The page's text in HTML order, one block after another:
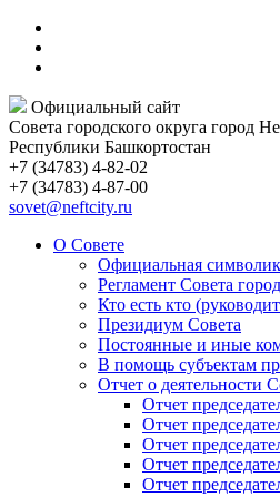
Официальный сайт
Совета городского округа город
Республики Башкортостан
+7 (34783) 4-82-02
+7 (34783) 4-87-00
sovet@neftcity.ru
О Совете
Официальная
Регламент Совета
Кто есть кто
Президиум Совета
Постоянные и иные
В помощь субъектам
Отчет о деятельности
Отчет
Отчет
Отчет
Отчет
Отчет